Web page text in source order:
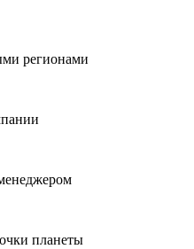
регионами
планеты